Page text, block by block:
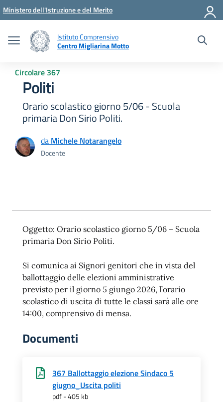
Vai ai contenuti
Vai al menu di navigazione
Vai al footer
Ministero dell'Istruzione e del Merito
Istituto Comprensivo
Centro Migliarina Motto
Circolare 367
Politi
Orario scolastico giorno 5/06 - Scuola
primaria Don Sirio Politi.
da Michele Notarangelo
Docente
Oggetto: Orario scolastico giorno 5/06 – Scuola
primaria Don Sirio Politi.
Si comunica ai Signori genitori che in vista del
ballottaggio delle elezioni amministrative
previsto per il giorno 5 giungo 2026, l’orario
scolastico di uscita di tutte le classi sarà alle ore
14:00, comprensivo di mensa.
Documenti
367 Ballottaggio elezione Sindaco 5
giugno_Uscita politi
pdf - 405 kb